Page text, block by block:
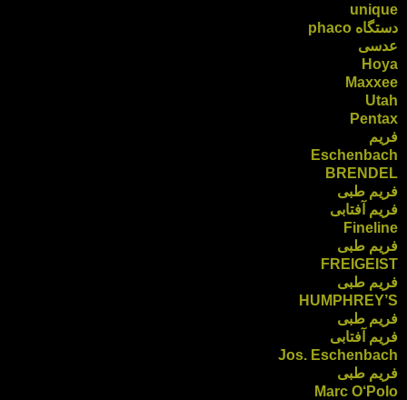
unique
دستگاه phaco
عدسی
Hoya
Maxxee
Utah
Pentax
فریم
Eschenbach
BRENDEL
فریم طبی
فریم آفتابی
Fineline
فریم طبی
FREIGEIST
فریم طبی
HUMPHREY’S
فریم طبی
فریم آفتابی
Jos. Eschenbach
فریم طبی
Marc O‘Polo